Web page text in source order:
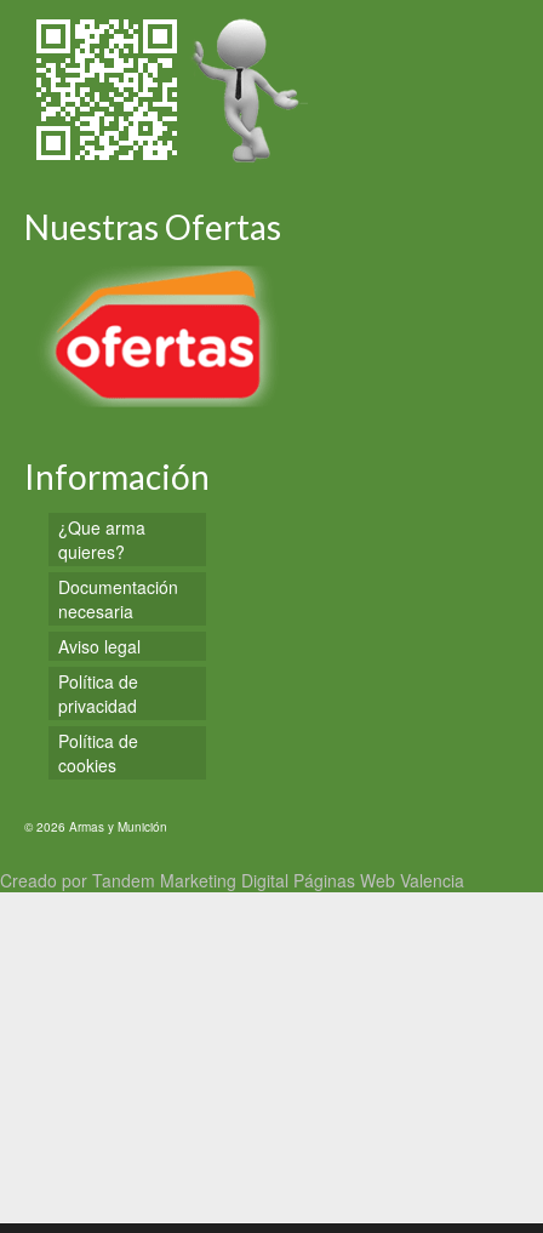
Nuestras Ofertas
Información
¿Que arma
quieres?
Documentación
necesaria
Aviso legal
Política de
privacidad
Política de
cookies
© 2026 Armas y Munición
Creado por Tandem Marketing Digital Páginas Web Valencia